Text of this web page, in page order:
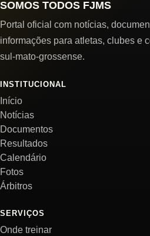
SOMOS TODOS FJMS
Portal oficial com notícias,
informações para atletas, clubes e
sul-mato-grossense.
INSTITUCIONAL
Início
Notícias
Documentos
Resultados
Calendário
Fotos
Árbitros
SERVIÇOS
Onde treinar